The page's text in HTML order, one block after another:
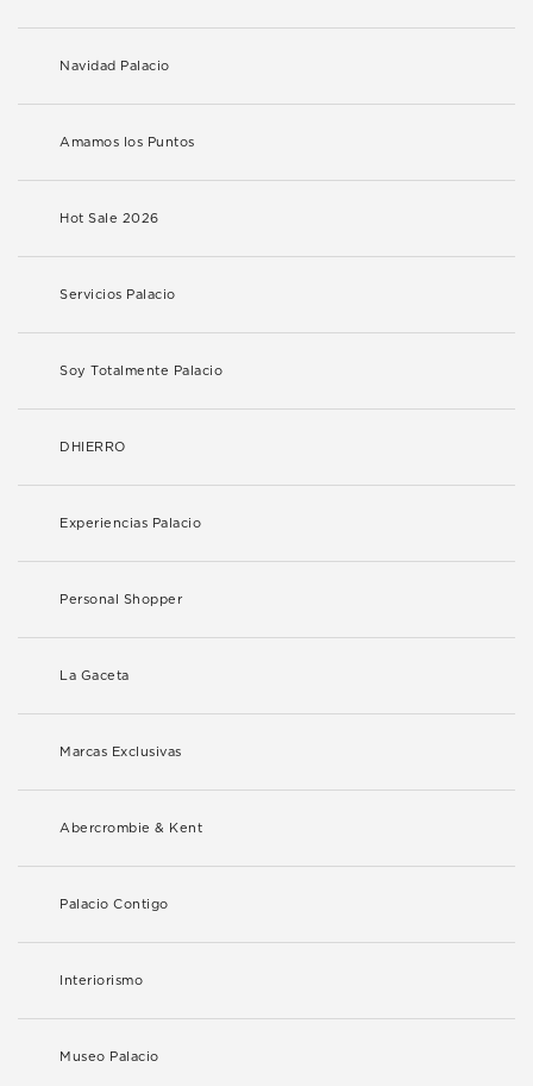
Navidad Palacio
Amamos los Puntos
Hot Sale 2026
Servicios Palacio
Soy Totalmente Palacio
DHIERRO
Experiencias Palacio
Personal Shopper
La Gaceta
Marcas Exclusivas
Abercrombie & Kent
Palacio Contigo
Interiorismo
Museo Palacio